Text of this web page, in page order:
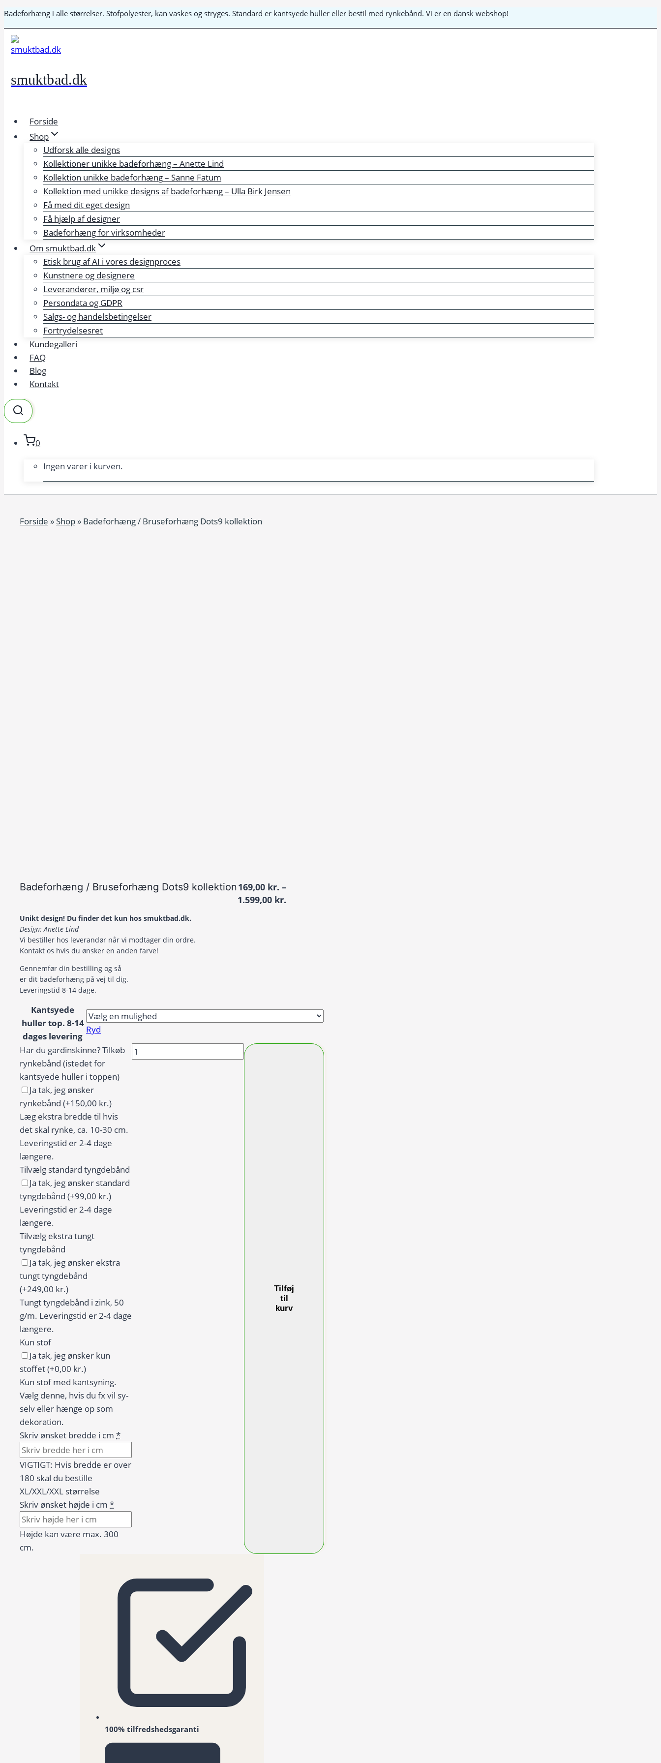
Fortsæt
til
indhold
Badeforhæng i alle størrelser. Stofpolyester, kan vaskes og stryges. Standard er kantsyede huller eller bestil med rynkebånd. Vi er en dansk webshop!
smuktbad.dk
Forside
Shop
Udforsk alle designs
Kollektioner unikke badeforhæng – Anette Lind
Kollektion unikke badeforhæng – Sanne Fatum
Kollektion med unikke designs af badeforhæng – Ulla Birk Jensen
Få med dit eget design
Få hjælp af designer
Badeforhæng for virksomheder
Om smuktbad.dk
Etisk brug af AI i vores designproces
Kunstnere og designere
Leverandører, miljø og csr
Persondata og GDPR
Salgs- og handelsbetingelser
Fortrydelsesret
Kundegalleri
FAQ
Blog
Kontakt
0
Ingen varer i kurven.
Forside »Shop » Badeforhæng / Bruseforhæng Dots9 kollektion
Badeforhæng / Bruseforhæng Dots9 kollektion169,00 kr. –
1.599,00 kr.
Unikt design! Du finder det kun hos smuktbad.dk.
Design: Anette Lind
Vi bestiller hos leverandør når vi modtager din ordre.
Kontakt os hvis du ønsker en anden farve!
Gennemfør din bestilling og så
er dit badeforhæng på vej til dig.
Leveringstid 8-14 dage.
Kantsyede
huller top. 8-14
dages levering
Ryd
Har du gardinskinne? Tilkøb
rynkebånd (istedet for
kantsyede huller i toppen)
Ja tak, jeg ønsker
rynkebånd (+150,00 kr.)
Læg ekstra bredde til hvis
det skal rynke, ca. 10-30 cm.
Leveringstid er 2-4 dage
længere.
Tilvælg standard tyngdebånd
Ja tak, jeg ønsker standard
tyngdebånd (+99,00 kr.)
Leveringstid er 2-4 dage
længere.
Tilvælg ekstra tungt
tyngdebånd
Ja tak, jeg ønsker ekstra
tungt tyngdebånd
(+249,00 kr.)
Tungt tyngdebånd i zink, 50
g/m. Leveringstid er 2-4 dage
længere.
Kun stof
Ja tak, jeg ønsker kun
stoffet(+0,00 kr.)
Kun stof med kantsyning.
Vælg denne, hvis du fx vil sy-
selv eller hænge op som
dekoration.
Skriv ønsket bredde i cm *
VIGTIGT: Hvis bredde er over
180 skal du bestille
XL/XXL/XXL størrelse
Skriv ønsket højde i cm *
Højde kan være max. 300
cm.
Badeforhæng
/
Tilføj
til
kurv
100% tilfredshedsgaranti